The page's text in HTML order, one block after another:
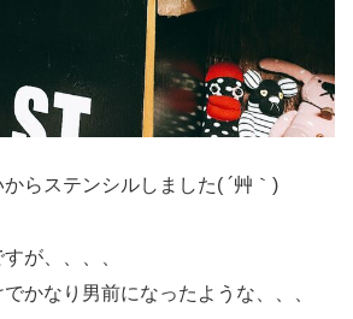
らステンシルしました( ´艸｀)
が、、、、
かなり男前になったような、、、